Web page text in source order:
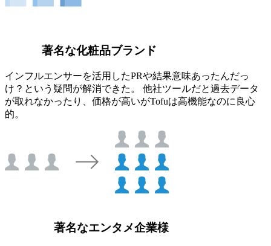
著名な化粧品ブランド
インフルエンサーを活用したPRや結果意味あったんだっ
け？という疑問が解消できた。 他社ツールだと過去データ
が取れなかったり、価格が高いがTofuは高機能なのに良心
的。
著名なエンタメ企業様